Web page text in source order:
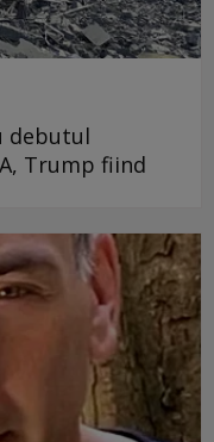
debutul
Trump fiind